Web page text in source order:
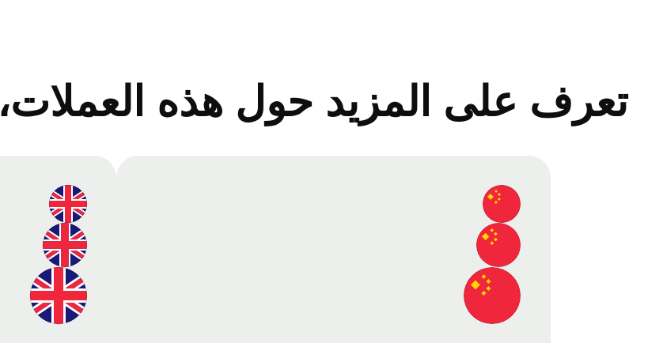
تعرف على المزيد حول هذه العملات،